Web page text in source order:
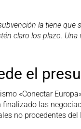
la tiene que
claro los plazo.
el
«Conectar
las
no procedentes del